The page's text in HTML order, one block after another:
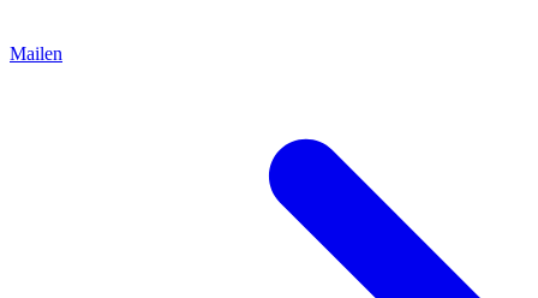
Mailen